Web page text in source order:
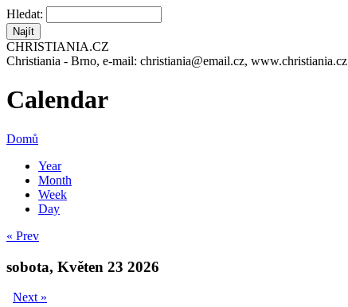
Hledat:
CHRISTIANIA.CZ
Christiania - Brno, e-mail: christiania@email.cz, www.christiania.cz
Calendar
Domů
Year
Month
Week
Day
« Prev
sobota, Květen 23 2026
Next »